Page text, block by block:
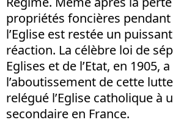
propriétés foncières pendant
l’Eglise est restée un
réaction. La célèbre loi de
Eglises et de l’Etat, en 1905,
l’aboutissement de cette
relégué l’Eglise catholique à
secondaire en France.